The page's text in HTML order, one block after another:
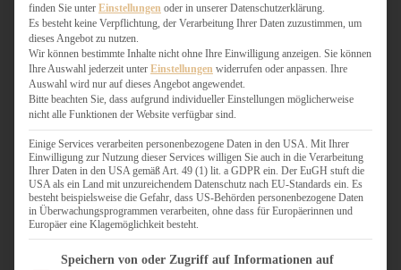
HERZHAFT
BURGER & SANDWICHES
FIX AUF DEM TISCH
FLEISCH & FISCH
GRILLEN / BARBECUE
HERZHAFTES BACKEN
ONE-POT-GERICHTE
PASTA & NUDELGERICHTE
PIZZA, TARTES & QUICHES
REIS & RISOTTO
SALATE & SNACKS
SUPPENKASPEREIEN
finden Sie unter Einstellungen oder in unserer Datenschutzerklärung.
Es besteht keine Verpflichtung, der Verarbeitung Ihrer Daten zuzustimmen, um
dieses Angebot zu nutzen.
Wir können bestimmte Inhalte nicht ohne Ihre Einwilligung anzeigen. Sie können
Ihre Auswahl jederzeit unter Einstellungen widerrufen oder anpassen. Ihre
Auswahl wird nur auf dieses Angebot angewendet.
Bitte beachten Sie, dass aufgrund individueller Einstellungen möglicherweise
nicht alle Funktionen der Website verfügbar sind.
Einige Services verarbeiten personenbezogene Daten in den USA. Mit Ihrer
Einwilligung zur Nutzung dieser Services willigen Sie auch in die Verarbeitung
Ihrer Daten in den USA gemäß Art. 49 (1) lit. a GDPR ein. Der EuGH stuft die
USA als ein Land mit unzureichendem Datenschutz nach EU-Standards ein. Es
besteht beispielsweise die Gefahr, dass US-Behörden personenbezogene Daten
in Überwachungsprogrammen verarbeiten, ohne dass für Europäerinnen und
Europäer eine Klagemöglichkeit besteht.
Im Folgenden finden Sie eine Liste der Zwecke des IAB Transparency and Consent
Speichern von oder Zugriff auf Informationen auf